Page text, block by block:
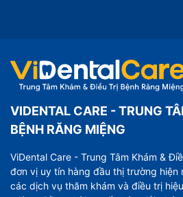
VIDENTAL CARE - TRUNG
BỆNH RĂNG MIỆNG
ViDental Care - Trung Tâm Khám &
đơn vị uy tín hàng đầu thị trường hiện
các dịch vụ thăm khám và điều trị